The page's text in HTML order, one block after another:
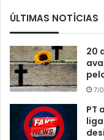
ÚLTIMAS NOTÍCIAS
20
7/
PT